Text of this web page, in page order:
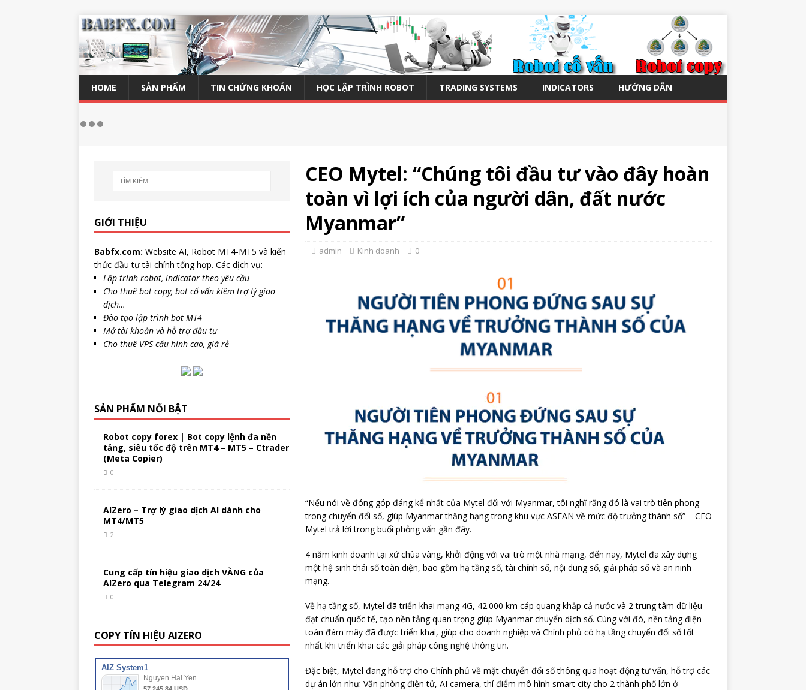
HOME SẢN PHẨM TIN CHỨNG KHOÁN HỌC LẬP TRÌNH ROBOT TRADING SYSTEMS INDICATORS HƯỚNG DẪN
CEO Mytel: “Chúng tôi đầu tư vào đây hoàn
toàn vì lợi ích của người dân, đất nước
Myanmar”
admin Kinh doanh 0
“Nếu nói về đóng góp đáng kể nhất của Mytel đối với Myanmar, tôi nghĩ rằng đó là vai trò tiên phong
trong chuyển đổi số, giúp Myanmar thăng hạng trong khu vực ASEAN về mức độ trưởng thành số” – CEO
Mytel trả lời trong buổi phỏng vấn gần đây.
4 năm kinh doanh tại xứ chùa vàng, khởi động với vai trò một nhà mạng, đến nay, Mytel đã xây dựng
một hệ sinh thái số toàn diện, bao gồm hạ tầng số, tài chính số, nội dung số, giải pháp số và an ninh
mạng.
Về hạ tầng số, Mytel đã triển khai mạng 4G, 42.000 km cáp quang khắp cả nước và 2 trung tâm dữ liệu
đạt chuẩn quốc tế, tạo nền tảng quan trọng giúp Myanmar chuyển dịch số. Cùng với đó, nền tảng điện
toán đám mây đã được triển khai, giúp cho doanh nghiệp và Chính phủ có hạ tầng chuyển đổi số tốt
nhất khi triển khai các giải pháp công nghệ thông tin.
Đặc biệt, Mytel đang hỗ trợ cho Chính phủ về mặt chuyển đổi số thông qua hoạt động tư vấn, hỗ trợ các
dự án lớn như: Văn phòng điện tử, AI camera, thí điểm mô hình smart city cho 2 thành phố lớn ở
GIỚI THIỆU
Babfx.com: Website AI, Robot MT4-MT5 và kiến
thức đầu tư tài chính tổng hợp. Các dịch vụ:
Lập trình robot, indicator theo yêu cầu
Cho thuê bot copy, bot cố vấn kiêm trợ lý giao
dịch…
Đào tạo lập trình bot MT4
Mở tài khoản và hỗ trợ đầu tư
Cho thuê VPS cấu hình cao, giá rẻ
SẢN PHẨM NỔI BẬT
Robot copy forex | Bot copy lệnh đa nền
tảng, siêu tốc độ trên MT4 – MT5 – Ctrader
(Meta Copier)
0
AIZero – Trợ lý giao dịch AI dành cho
MT4/MT5
2
Cung cấp tín hiệu giao dịch VÀNG của
AIZero qua Telegram 24/24
0
COPY TÍN HIỆU AIZERO